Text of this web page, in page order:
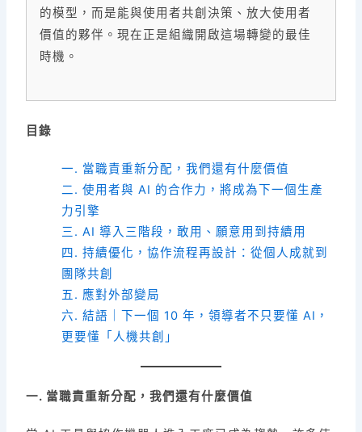
的模型，而是能與使用者共創決策、放大使用者
價值的夥伴。現在正是組織開啟這場轉變的最佳
時機。
目錄
一. 當職責重新分配，我們還有什麼價值
二.使用者與 AI 的合作力，將成為下一個生產
力引擎
三.AI 導入三階段，敢用、願意用到持續用
四.持續優化，協作流程再設計：從個人成就到
團隊共創
五. 應對外部變局
六.結語｜下一個 10 年，領導者不只要懂 AI，
更要懂「人機共創」
一. 當職責重新分配，我們還有什麼價值